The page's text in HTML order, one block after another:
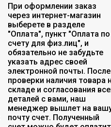
При оформлении заказ
через интернет-магазин
выберете в разделе
"Оплата", пункт "Оплата по
счету для физ.лиц", и
обязательно не забудьте
указать адрес своей
электронной почты. После
проверки наличия товара
складе и согласования
деталей с вами, наш
менеджер вышлет на
почту счет. Полученный